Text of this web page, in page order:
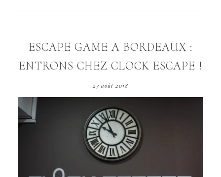
ESCAPE GAME A BORDEAUX :
ENTRONS CHEZ CLOCK ESCAPE !
23 août 2018